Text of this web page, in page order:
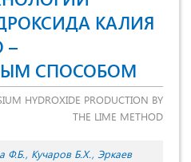
КАЛИЯ
–
СПОСОБОМ
HYDROXIDE PRODUCTION BY
THE LIME METHOD
Ф.Б. Кучаров Б.Х. Эркаев